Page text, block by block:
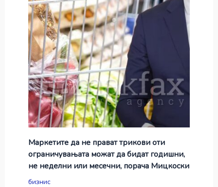
Маркетите да не прават трикови оти
ограничувањата можат да бидат годишни,
не неделни или месечни, порача Мицкоски
бизнис